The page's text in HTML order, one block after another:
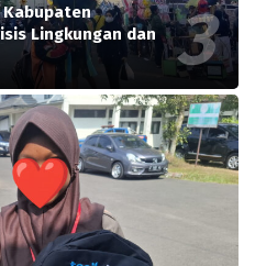
Kabupaten
Lingkungan dan